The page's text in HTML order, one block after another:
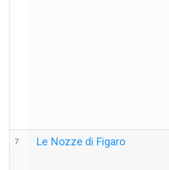
7 Le Nozze di Figaro